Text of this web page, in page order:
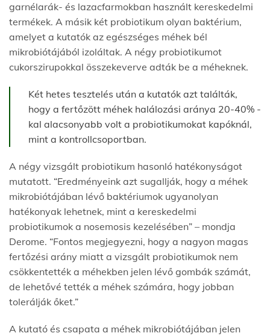
garnélarák- és lazacfarmokban használt kereskedelmi
termékek. A másik két probiotikum olyan baktérium,
amelyet a kutatók az egészséges méhek bél
mikrobiótájából izoláltak. A négy probiotikumot
cukorszirupokkal összekeverve adták be a méheknek.
Két hetes tesztelés után a kutatók azt találták,
hogy a fertőzött méhek halálozási aránya 20-40% -
kal alacsonyabb volt a probiotikumokat kapóknál,
mint a kontrollcsoportban.
A négy vizsgált probiotikum hasonló hatékonyságot
mutatott. “Eredményeink azt sugallják, hogy a méhek
mikrobiótájában lévő baktériumok ugyanolyan
hatékonyak lehetnek, mint a kereskedelmi
probiotikumok a nosemosis kezelésében” – mondja
Derome. “Fontos megjegyezni, hogy a nagyon magas
fertőzési arány miatt a vizsgált probiotikumok nem
csökkentették a méhekben jelen lévő gombák számát,
de lehetővé tették a méhek számára, hogy jobban
tolerálják őket.”
A kutató és csapata a méhek mikrobiótájában jelen